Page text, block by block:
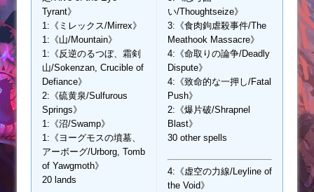
Tyrant》
1:《ミレックス/Mirrex》
1:《山/Mountain》
1:《反逆のるつぼ、霜剣
山/Sokenzan, Crucible of
Defiance》
2:《硫黄泉/Sulfurous
Springs》
1:《沼/Swamp》
1:《ヨーグモスの墳墓、
アーボーグ/Urborg, Tomb
of Yawgmoth》
20 lands
い/Thoughtseize》
3:《食肉鉤虐殺事件/The
Meathook Massacre》
4:《命取りの論争/Deadly
Dispute》
4:《致命的な一押し/Fatal
Push》
2:《爆片破/Shrapnel
Blast》
30 other spells
4:《虚空の力線/Leyline of
the Void》